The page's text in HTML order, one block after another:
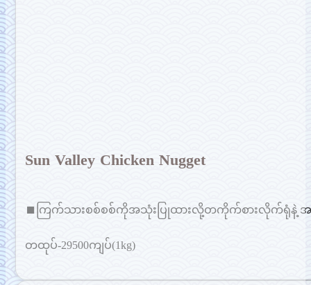
Sun Valley Chicken Nugget
⏹ကြက်သားစစ်စစ်ကိုအသုံးပြုထားလို့တကိုက်စားလိုက်ရုံနဲ့ အနံ့
တထုပ်-29500ကျပ်(1kg)